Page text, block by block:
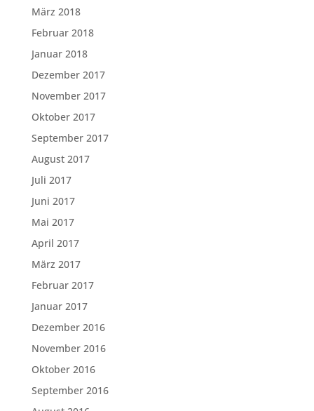
März 2018
Februar 2018
Januar 2018
Dezember 2017
November 2017
Oktober 2017
September 2017
August 2017
Juli 2017
Juni 2017
Mai 2017
April 2017
März 2017
Februar 2017
Januar 2017
Dezember 2016
November 2016
Oktober 2016
September 2016